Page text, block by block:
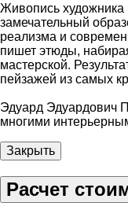
Живопись
замечательный
реализма и
пишет этюды,
мастерской.
пейзажей из самых
Эдуард Эдуардович
многими
Закрыть
Расчет